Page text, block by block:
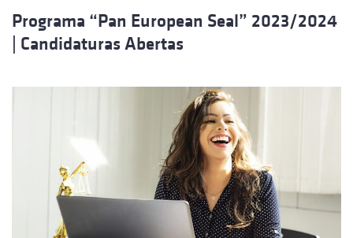
Programa “Pan European Seal” 2023/2024
| Candidaturas Abertas